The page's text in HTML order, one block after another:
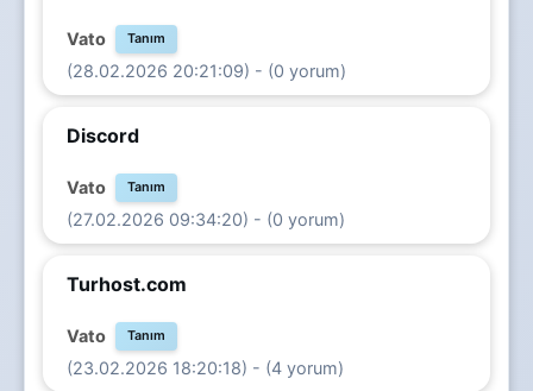
Vato Tanım
(28.02.2026 20:21:09) - (0 yorum)
Discord
Vato Tanım
(27.02.2026 09:34:20) - (0 yorum)
Turhost.com
Vato Tanım
(23.02.2026 18:20:18) - (4 yorum)